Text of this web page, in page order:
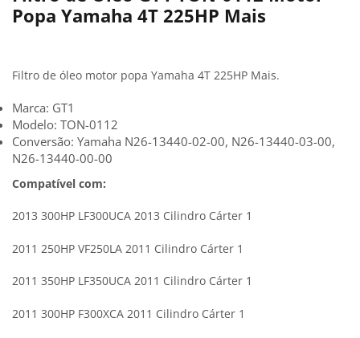
Popa Yamaha 4T 225HP Mais
Filtro de óleo motor popa Yamaha 4T 225HP Mais.
Marca: GT1
Modelo: TON-0112
Conversão: Yamaha N26-13440-02-00, N26-13440-03-00,
N26-13440-00-00
Compatível com:
2013 300HP LF300UCA 2013 Cilindro Cárter 1
2011 250HP VF250LA 2011 Cilindro Cárter 1
2011 350HP LF350UCA 2011 Cilindro Cárter 1
2011 300HP F300XCA 2011 Cilindro Cárter 1